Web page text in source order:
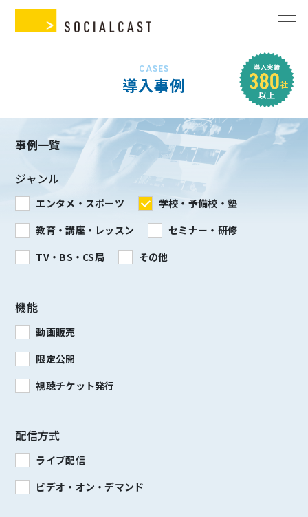
導入事例
CASES
事例一覧
ジャンル
エンタメ・スポーツ
学校・予備校・塾
教育・講座・レッスン
セミナー・研修
TV・BS・CS局
その他
機能
動画販売
限定公開
視聴チケット発行
配信方式
ライブ配信
ビデオ・オン・デマンド